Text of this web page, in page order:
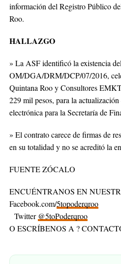
información del Registro Público
Roo.
HALLAZGO
» La ASF identificó la existencia
OM/DGA/DRM/DCP/07/2016,
Quintana Roo y Consultores
229 mil pesos, para la
electrónica para la Secretaría de
» El contrato carece de firmas de
en su totalidad y no se acreditó la
FUENTE ZÓCALO
ENCUÉNTRANOS EN
Facebook.com/5topoderqroo
Twitter @5toPoderqroo
O ESCRÍBENOS A ?